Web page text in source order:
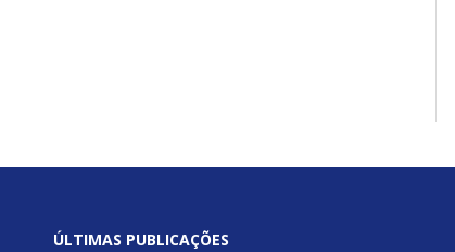
ÚLTIMAS PUBLICAÇÕES